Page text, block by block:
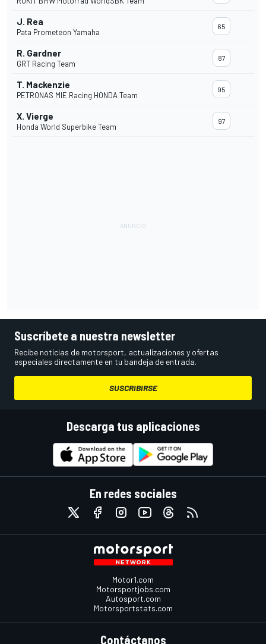
J. Rea
Pata Prometeon Yamaha
65
R. Gardner
GRT Racing Team
87
T. Mackenzie
PETRONAS MIE Racing HONDA Team
95
X. Vierge
Honda World Superbike Team
97
Suscríbete a nuestra newsletter
Recibe noticias de motorsport, actualizaciones y ofertas
especiales directamente en tu bandeja de entrada.
SUSCRIBIRSE
Descarga tus aplicaciones
En redes sociales
Motor1.com
Motorsportjobs.com
Autosport.com
Motorsportstats.com
Contáctanos